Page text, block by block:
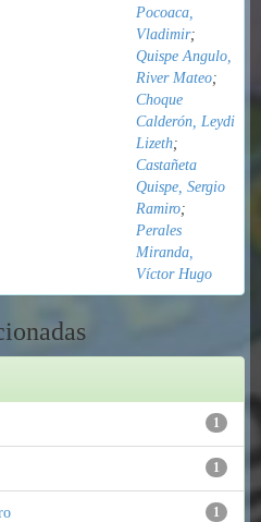
Pocoaca,
Vladimir;
Quispe Angulo,
River Mateo;
Choque
Calderón, Leydi
Lizeth;
Castañeta
Quispe, Sergio
Ramiro;
Perales
Miranda,
Víctor Hugo
1
1
1